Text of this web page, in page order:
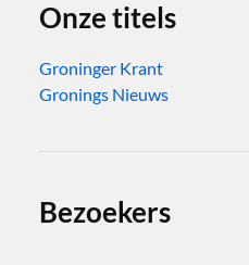
Onze titels
Groninger Krant
Gronings Nieuws
Bezoekers